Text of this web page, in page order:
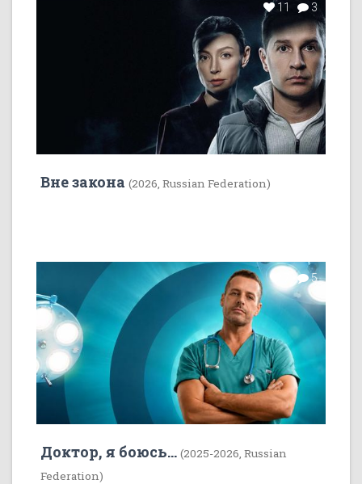
11 3
Вне закона (2026, Russian Federation)
7 5
Доктор, я боюсь... (2025-2026, Russian
Federation)